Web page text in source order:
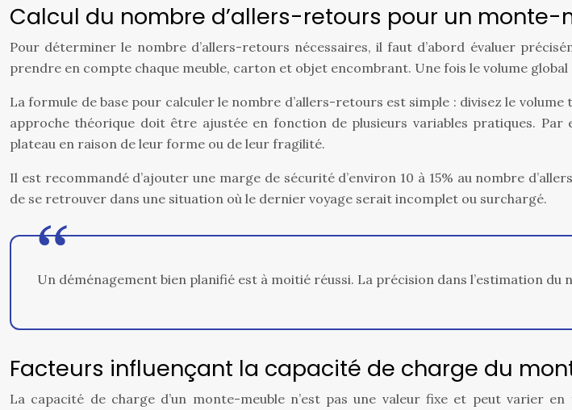
Calcul du nombre d’allers-retours pour un monte-
Pour déterminer le nombre d’allers-retours nécessaires, il faut d’abord évaluer
prendre en compte chaque meuble, carton et objet encombrant. Une fois le volume
La formule de base pour calculer le nombre d’allers-retours est simple : divisez le
approche théorique doit être ajustée en fonction de plusieurs variables pratiques.
plateau en raison de leur forme ou de leur fragilité.
Il est recommandé d’ajouter une marge de sécurité d’environ 10 à 15% au nombre
de se retrouver dans une situation où le dernier voyage serait incomplet ou surchargé.
Un déménagement bien planifié est à moitié réussi. La précision dans l’estimation
Facteurs influençant la capacité de charge du
La capacité de charge d’un monte-meuble n’est pas une valeur fixe et peut varier